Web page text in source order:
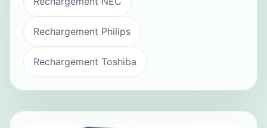
Rechargement Philips
Rechargement Toshiba